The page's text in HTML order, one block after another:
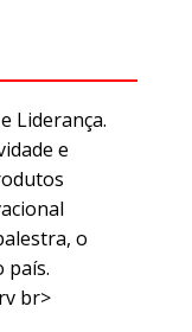
Liderança.
e
o
país.
br>